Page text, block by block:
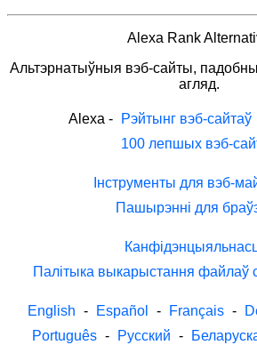
Alexa Rank
Альтэрнатыўныя вэб-сайты,
агляд.
Alexa - Рэйтынг вэб-сайтаў
100 лепшых вэб-
Інструменты для вэб-
Пашырэнні для
Палітыка выкарыстання файлаў
English - Español - Français -
Português - Русский -